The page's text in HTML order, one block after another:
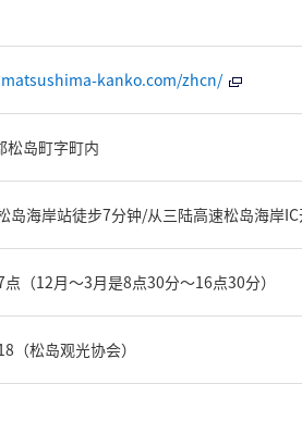
kanko.com/zhcn/
松岛町字町内
岛海岸站徒步7分钟/从三陆高速松岛海岸
（12月～3月是8点30分～16点30分）
（松岛观光协会）